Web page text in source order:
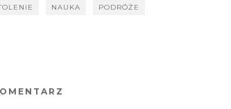
NAUKA PODRÓŻE